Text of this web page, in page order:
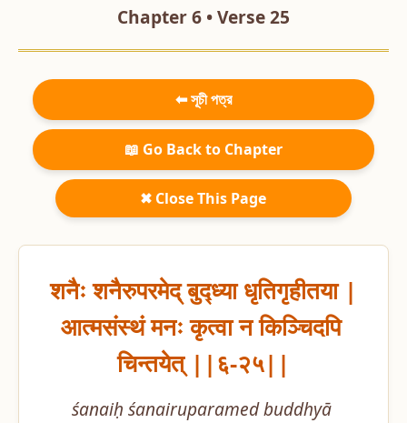
Chapter 6 • Verse 25
⬅ সূচী পত্র
📖 Go Back to Chapter
✖ Close This Page
शनैः शनैरुपरमेद् बुद्ध्या धृतिगृहीतया |
आत्मसंस्थं मनः कृत्वा न किञ्चिदपि
चिन्तयेत् ||६-२५||
śanaiḥ śanairuparamed buddhyā